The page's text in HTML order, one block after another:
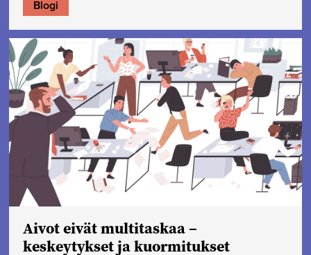
Blogi
Aivot eivät multitaskaa –
keskeytykset ja kuormitukset